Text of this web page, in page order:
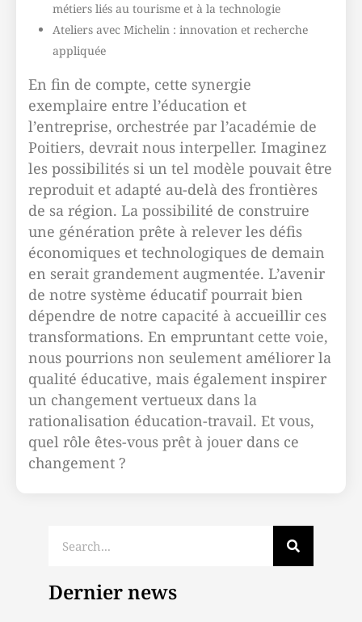
métiers liés au tourisme et à la technologie
Ateliers avec Michelin : innovation et recherche
appliquée
En fin de compte, cette synergie
exemplaire entre l’éducation et
l’entreprise, orchestrée par l’académie de
Poitiers, devrait nous interpeller. Imaginez
les possibilités si un tel modèle pouvait être
reproduit et adapté au-delà des frontières
de sa région. La possibilité de construire
une génération prête à relever les défis
économiques et technologiques de demain
en serait grandement augmentée. L’avenir
de notre système éducatif pourrait bien
dépendre de notre capacité à accueillir ces
transformations. En empruntant cette voie,
nous pourrions non seulement améliorer la
qualité éducative, mais également inspirer
un changement vertueux dans la
rationalisation éducation-travail. Et vous,
quel rôle êtes-vous prêt à jouer dans ce
changement ?
Dernier news